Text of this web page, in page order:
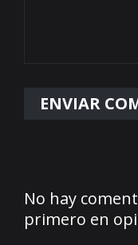
No hay
primero en